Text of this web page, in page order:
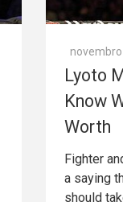
Lyoto
Know
Worth
Fighter
a saying
should